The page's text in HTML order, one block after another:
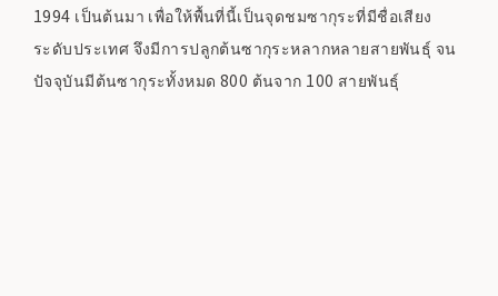
1994 เป็นต้นมา เพื่อให้พื้นที่นี้เป็นจุดชมซากุระที่มีชื่อเสียง
ระดับประเทศ จึงมีการปลูกต้นซากุระหลากหลายสายพันธุ์ จน
ปัจจุบันมีต้นซากุระทั้งหมด 800 ต้นจาก 100 สายพันธุ์